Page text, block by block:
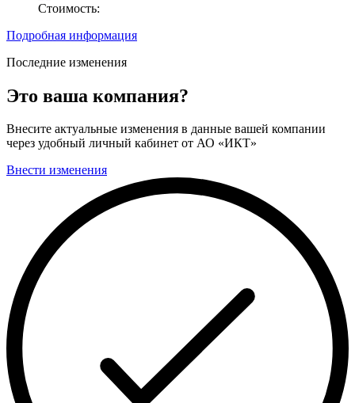
Стоимость:
Подробная информация
Последние изменения
Это ваша компания?
Внесите актуальные изменения в данные вашей компании
через удобный личный кабинет от АО «ИКТ»
Внести изменения